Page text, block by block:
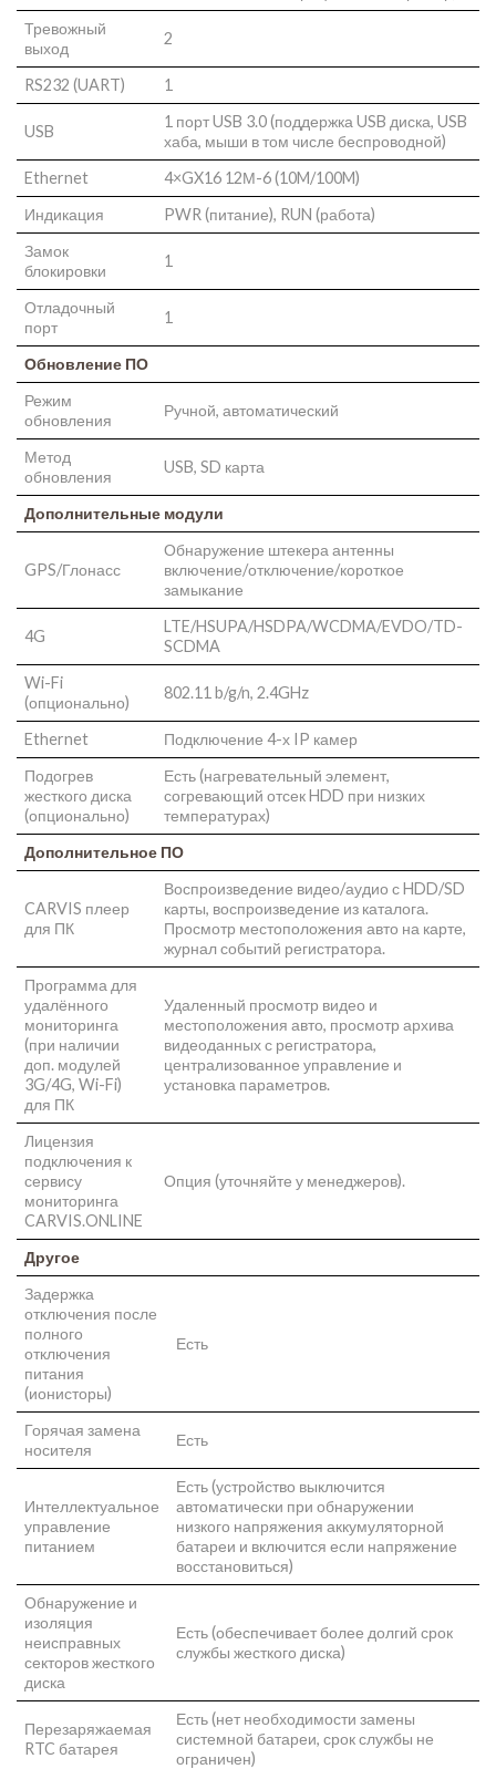
Тревожный
выход
2
RS232 (UART) 1
USB
1 порт USB 3.0 (поддержка USB диска, USB
хаба, мыши в том числе беспроводной)
Ethernet
4×GX16 12М-6 (10M/100M)
Индикация
PWR (питание), RUN (работа)
Замок
блокировки
1
Отладочный
порт
1
Обновление ПО
Режим
обновления
Ручной, автоматический
Метод
обновления
USB, SD карта
Дополнительные модули
GPS/Глонасс
Обнаружение штекера антенны
включение/отключение/короткое
замыкание
4G
LTE/HSUPA/HSDPA/WCDMA/EVDO/TD-
SCDMA
Wi-Fi
(опционально)
802.11 b/g/n, 2.4GHz
Ethernet
Подключение 4-х IP камер
Подогрев
жесткого диска
(опционально)
Есть (нагревательный элемент,
согревающий отсек HDD при низких
температурах)
Дополнительное ПО
CARVIS плеер
для ПК
Воспроизведение видео/аудио с HDD/SD
карты, воспроизведение из каталога.
Просмотр местоположения авто на карте,
журнал событий регистратора.
Программа для
удалённого
мониторинга
(при наличии
доп. модулей
3G/4G, Wi-Fi)
для ПК
Удаленный просмотр видео и
местоположения авто, просмотр архива
видеоданных с регистратора,
централизованное управление и
установка параметров.
Лицензия
подключения к
сервису
мониторинга
CARVIS.ONLINE
Опция (уточняйте у менеджеров).
Другое
Задержка
отключения после
полного
отключения
питания
(ионисторы)
Есть
Горячая замена
носителя
Есть
Интеллектуальное
управление
питанием
Есть (устройство выключится
автоматически при обнаружении
низкого напряжения аккумуляторной
батареи и включится если напряжение
восстановиться)
Обнаружение и
изоляция
неисправных
секторов жесткого
диска
Есть (обеспечивает более долгий срок
службы жесткого диска)
Перезаряжаемая
RTC батарея
Есть (нет необходимости замены
системной батареи, срок службы не
ограничен)